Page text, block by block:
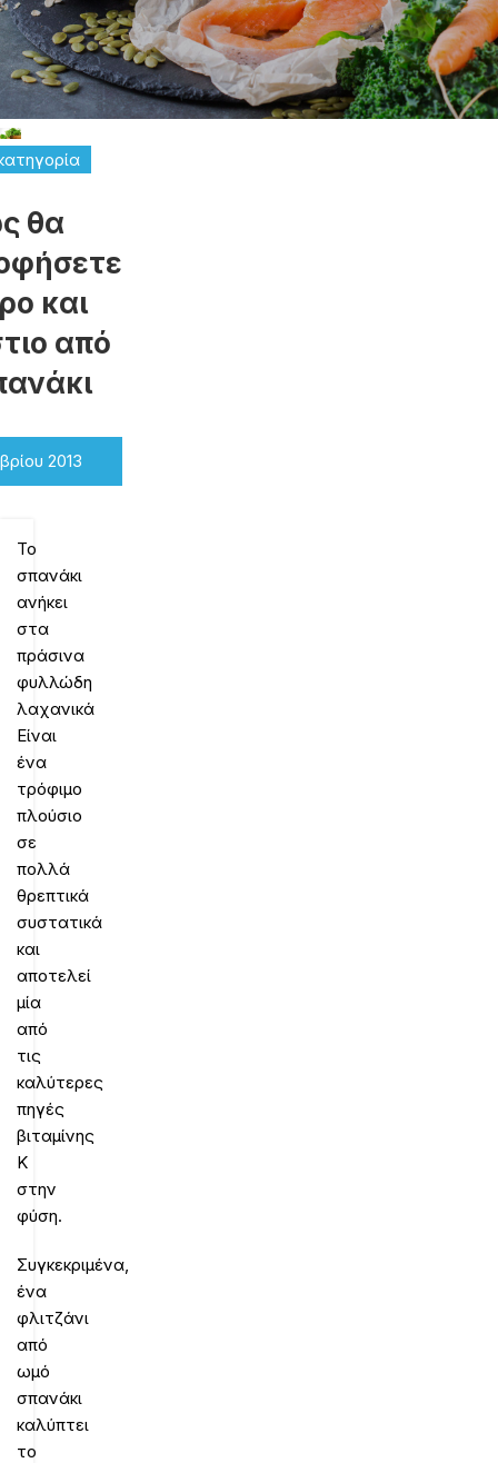
θα
και
από
2013
Το
σπανάκι
ανήκει
στα
πράσινα
φυλλώδη
λαχανικά
Είναι
ένα
τρόφιμο
πλούσιο
σε
πολλά
θρεπτικά
συστατικά
και
αποτελεί
μία
από
τις
καλύτερες
πηγές
βιταμίνης
Κ
στην
φύση.
Συγκεκριμένα,
ένα
φλιτζάνι
από
ωμό
σπανάκι
καλύπτει
το